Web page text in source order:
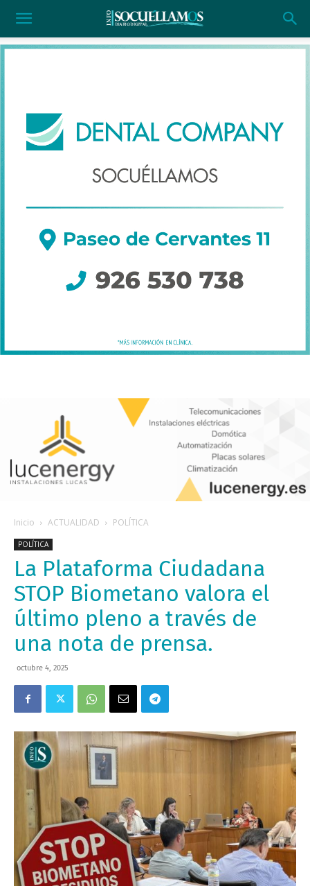
Inicio ACTUALIDAD POLÍTICA
POLÍTICA
La Plataforma Ciudadana
STOP Biometano valora el
último pleno a través de
una nota de prensa.
octubre 4, 2025